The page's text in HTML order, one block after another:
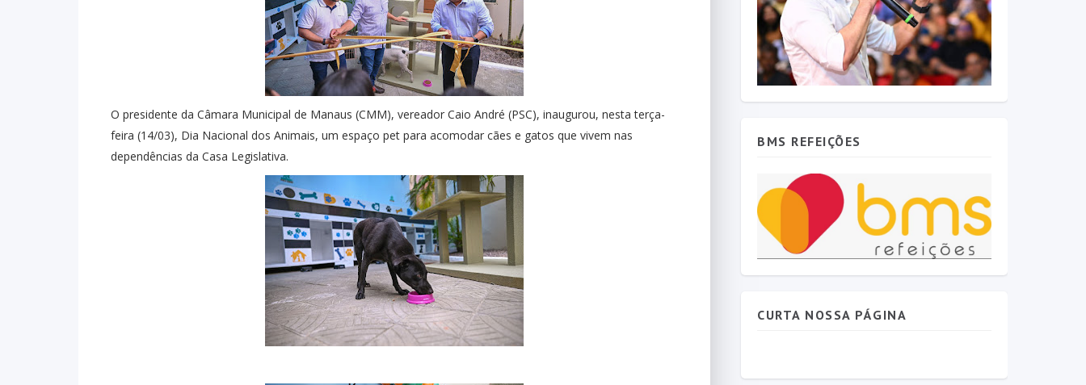
O presidente da Câmara Municipal de Manaus (CMM), vereador Caio André (PSC), inaugurou, nesta terça-
feira (14/03), Dia Nacional dos Animais, um espaço pet para acomodar cães e gatos que vivem nas
dependências da Casa Legislativa.
BMS REFEIÇÕES
CURTA NOSSA PÁGINA